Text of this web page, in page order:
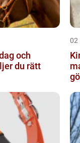
och
väljer du rätt
02